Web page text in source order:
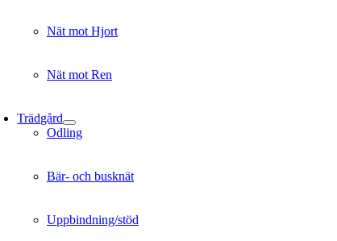
Nät mot Hjort
Nät mot Ren
Trädgård
Odling
Bär- och busknät
Uppbindning/stöd